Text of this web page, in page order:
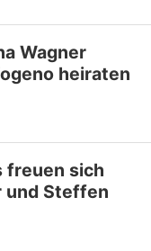
Wagner
heiraten
freuen sich
und Steffen